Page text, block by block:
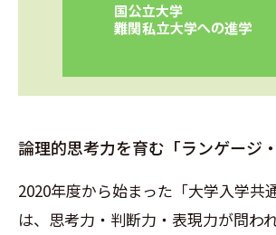
論理的思考力を育む「ランゲージ・
2020年度から始まった「大学入学共
は、思考力・判断力・表現力が問わ